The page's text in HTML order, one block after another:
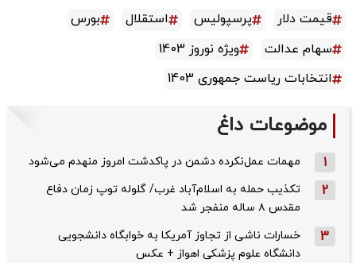
قیمت دلار پرسپولیس استقلال
بورس
سهام عدالت
ویژه نوروز 1403
انتخابات ریاست جمهوری 1403
موضوعات داغ
1 مهمات عمل‌نکرده دشمن در پاکدشت امروز منهدم می‌شود
2
تکذیب حمله به اسلام‌آباد غرب/ گلوله توپ زمان دفاع
مقدس ۸ ساله منفجر شد
3
خسارات ناشی از تجاوز آمریکا به خوابگاه دانشجویی
دانشگاه علوم پزشکی اهواز + عکس